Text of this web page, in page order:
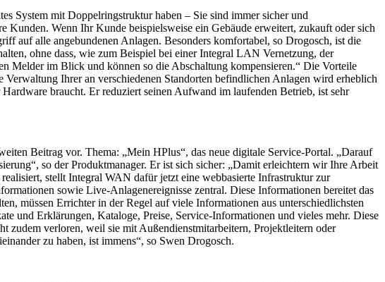
System mit Doppelringstruktur haben – Sie sind immer sicher und
Wenn Ihr Kunde beispielsweise ein Gebäude erweitert, zukauft oder sich
auf alle angebundenen Anlagen. Besonders komfortabel, so Drogosch, ist die
ohne dass, wie zum Beispiel bei einer Integral LAN Vernetzung, der
Melder im Blick und können so die Abschaltung kompensieren.“ Die Vorteile
Ihrer an verschiedenen Standorten befindlichen Anlagen wird erheblich
braucht. Er reduziert seinen Aufwand im laufenden Betrieb, ist sehr
Beitrag vor. Thema: „Mein HPlus“, das neue digitale Service-Portal. „Darauf
so der Produktmanager. Er ist sich sicher: „Damit erleichtern wir Ihre Arbeit
stellt Integral WAN dafür jetzt eine webbasierte Infrastruktur zur
sowie Live-Anlagenereignisse zentral. Diese Informationen bereitet das
müssen Errichter in der Regel auf viele Informationen aus unterschiedlichsten
und Erklärungen, Kataloge, Preise, Service-Informationen und vieles mehr. Diese
zudem verloren, weil sie mit Außendienstmitarbeitern, Projektleitern oder
zu haben, ist immens“, so Swen Drogosch.